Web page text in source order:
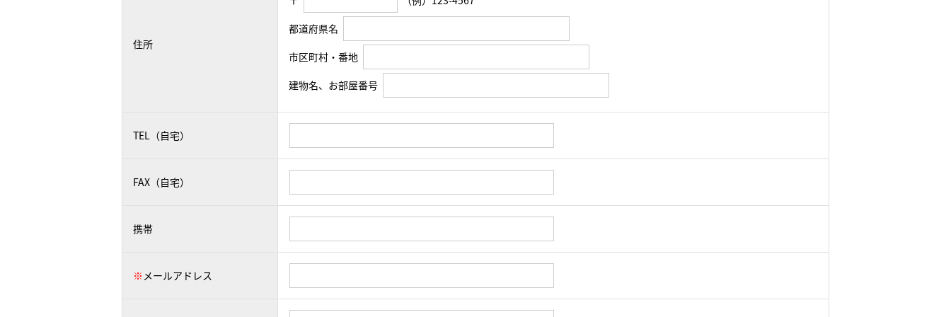
住所
都道府県名
市区町村・番地
建物名、お部屋番号
TEL（自宅）
FAX（自宅）
携帯
※ メールアドレス